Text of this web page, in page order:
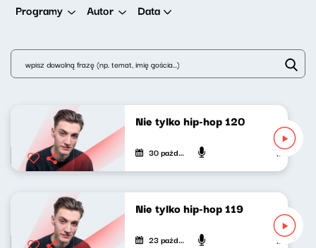
Programy Autor Data
Nie tylko hip-hop 120
30 października 2022 Mateusz
Nie tylko hip-hop 119
23 października 2022 Mateusz